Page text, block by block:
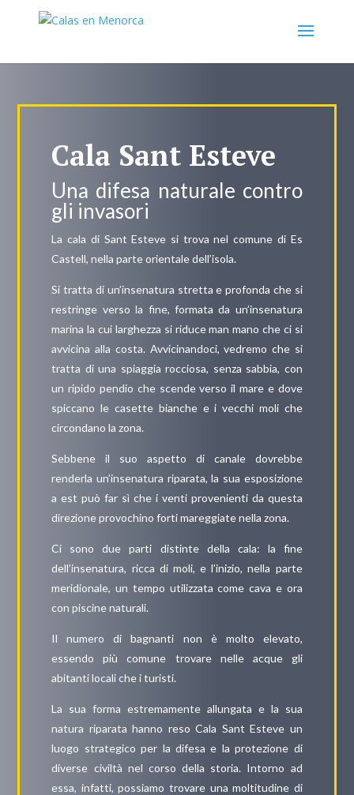
Cala Sant Esteve
Una difesa naturale contro
gli invasori
La cala di Sant Esteve si trova nel comune di Es
Castell, nella parte orientale dell’isola.
Si tratta di un’insenatura stretta e profonda che si
restringe verso la fine, formata da un’insenatura
marina la cui larghezza si riduce man mano che ci si
avvicina alla costa. Avvicinandoci, vedremo che si
tratta di una spiaggia rocciosa, senza sabbia, con
un ripido pendio che scende verso il mare e dove
spiccano le casette bianche e i vecchi moli che
circondano la zona.
Sebbene il suo aspetto di canale dovrebbe
renderla un’insenatura riparata, la sua esposizione
a est può far sì che i venti provenienti da questa
direzione provochino forti mareggiate nella zona.
Ci sono due parti distinte della cala: la fine
dell’insenatura, ricca di moli, e l’inizio, nella parte
meridionale, un tempo utilizzata come cava e ora
con piscine naturali.
Il numero di bagnanti non è molto elevato,
essendo più comune trovare nelle acque gli
abitanti locali che i turisti.
La sua forma estremamente allungata e la sua
natura riparata hanno reso Cala Sant Esteve un
luogo strategico per la difesa e la protezione di
diverse civiltà nel corso della storia. Intorno ad
essa, infatti, possiamo trovare una moltitudine di